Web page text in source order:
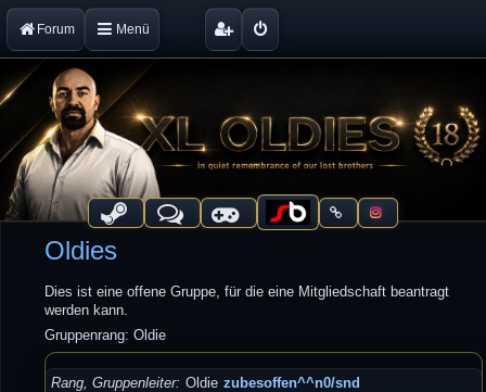
Forum Menü
Oldies
Dies ist eine offene Gruppe, für die eine Mitgliedschaft beantragt
werden kann.
Gruppenrang: Oldie
Rang, Gruppenleiter Oldie zubesoffen^^n0/snd